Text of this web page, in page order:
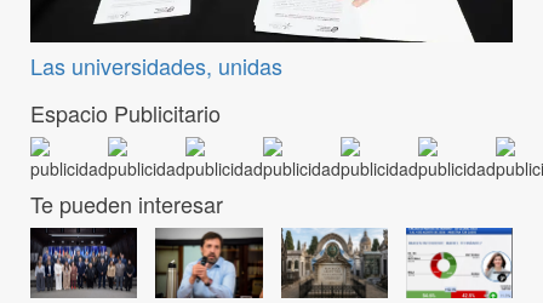
Las universidades, unidas
Espacio Publicitario
Te pueden interesar